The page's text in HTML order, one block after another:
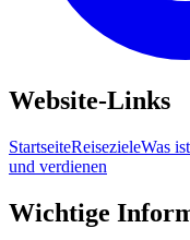
Website-Links
StartseiteReisezieleWas
und verdienen
Wichtige